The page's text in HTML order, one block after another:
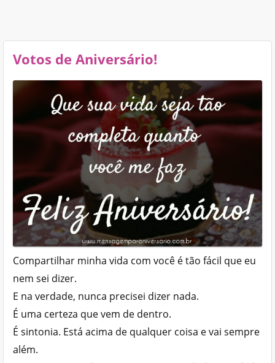
Votos de Aniversário!
Compartilhar minha vida com você é tão fácil que eu
nem sei dizer.
E na verdade, nunca precisei dizer nada.
É uma certeza que vem de dentro.
É sintonia. Está acima de qualquer coisa e vai sempre
além.